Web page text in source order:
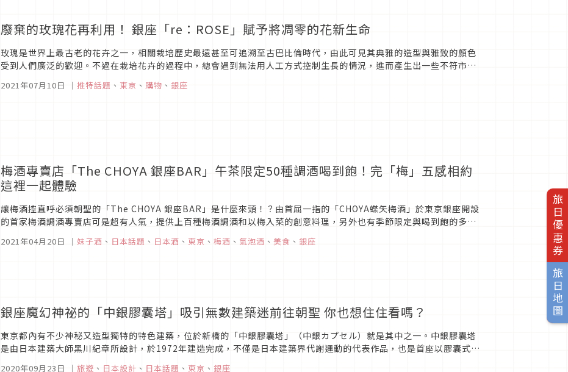
旅日優惠券
旅日地圖
廢棄的玫瑰花再利用！ 銀座「re：ROSE」賦予將凋零的花新生命
玫瑰是世界上最古老的花卉之一，相關栽培歷史最遠甚至可追溯至古巴比倫時代，由此可見其典雅的造型與雅致的顏色
受到人們廣泛的歡迎。不過在栽培花卉的過程中，總會遇到無法用人工方式控制生長的情況，進而產生出一些不符市場
2021年07月10日 ｜ 推特話題 、 東京 、 購物 、 銀座
梅酒專賣店「The CHOYA 銀座BAR」午茶限定50種調酒喝到飽！完「梅」五感相約
這裡一起體驗
讓梅酒控直呼必須朝聖的「The CHOYA 銀座BAR」是什麼來頭！？由首屈一指的「CHOYA蝶矢梅酒」於東京銀座開設
的首家梅酒調酒專賣店可是超有人氣，提供上百種梅酒調酒和以梅入菜的創意料理，另外也有季節限定與喝到飽的多樣
2021年04月20日 ｜ 妹子酒 、 日本話題 、 日本酒 、 東京 、 梅酒 、 氣泡酒 、 美食 、 銀座
銀座魔幻神祕的「中銀膠囊塔」吸引無數建築迷前往朝聖 你也想住住看嗎？
東京都內有不少神秘又造型獨特的特色建築，位於新橋的「中銀膠囊塔」（中銀カプセル）就是其中之一。中銀膠囊塔
是由日本建築大師黑川紀章所設計，於1972年建造完成，不僅是日本建築界代謝運動的代表作品，也是首座以膠囊式建
2020年09月23日 ｜ 旅遊 、 日本設計 、 日本話題 、 東京 、 銀座